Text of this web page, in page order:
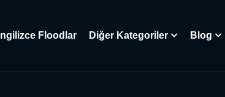
İngilizce Floodlar Diğer Kategoriler Blog